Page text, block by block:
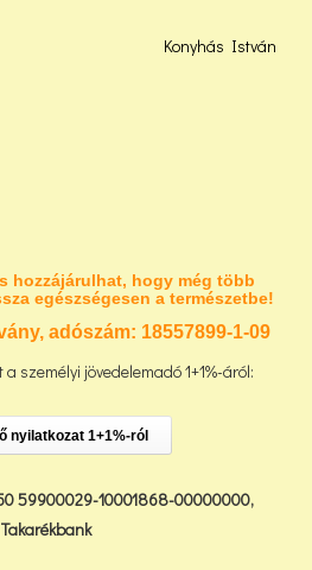
Konyhás István
hozzájárulhat, hogy még több
egészségesen a természetbe!
adószám: 18557899-1-09
személyi jövedelemadó 1+1%-áról:
nyilatkozat 1+1%-ról
59900029-10001868-00000000,
Takarékbank